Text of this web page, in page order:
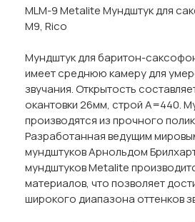
MLM-9 Metalite Мундштук для
М9, Rico
Мундштук для баритон-
имеет среднюю камеру для
звучания. Открытость
окантовки 26мм, строй А=440.
производятся из прочного
Разработанная ведущим
мундштуков Арнольдом
мундштуков Metalite
материалов, что позволяет
широкого диапазона оттенков